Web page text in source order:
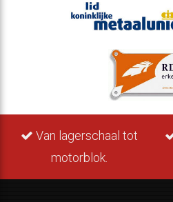
Van lagerschaal tot
motorblok.